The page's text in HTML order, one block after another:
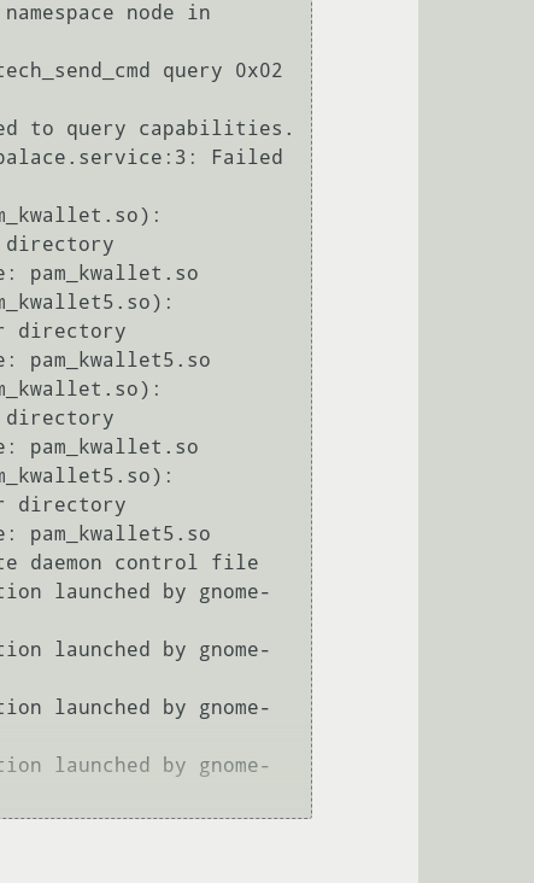
node in
query 0x02
to query capabilities.
Failed
pam_kwallet.so
directory
pam_kwallet5.so
pam_kwallet.so
directory
pam_kwallet5.so
daemon control file
launched by gnome-
launched by gnome-
launched by gnome-
launched by gnome-